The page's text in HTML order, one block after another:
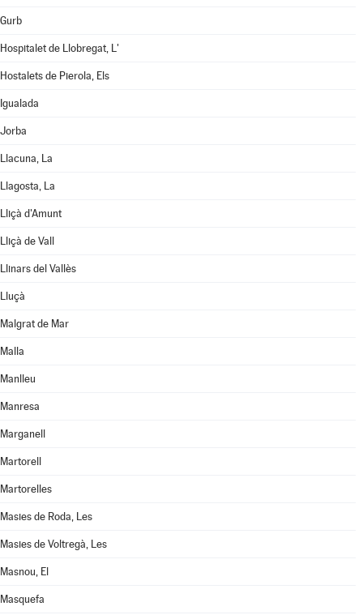
Gurb
Hospitalet de Llobregat, L'
Hostalets de Pierola, Els
Igualada
Jorba
Llacuna, La
Llagosta, La
Lliçà d'Amunt
Lliçà de Vall
Llinars del Vallès
Lluçà
Malgrat de Mar
Malla
Manlleu
Manresa
Marganell
Martorell
Martorelles
Masies de Roda, Les
Masies de Voltregà, Les
Masnou, El
Masquefa